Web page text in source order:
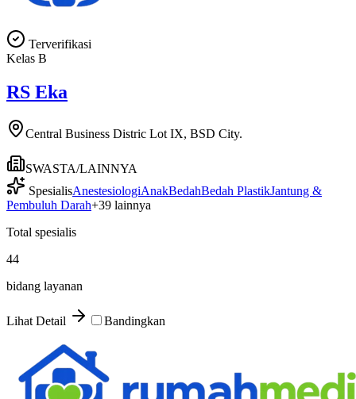
Terverifikasi
Kelas B
RS Eka
Central Business Distric Lot IX, BSD City.
SWASTA/LAINNYA
SpesialisAnestesiologiAnakBedahBedah PlastikJantung &
Pembuluh Darah+39 lainnya
Total spesialis
44
bidang layanan
Lihat Detail Bandingkan